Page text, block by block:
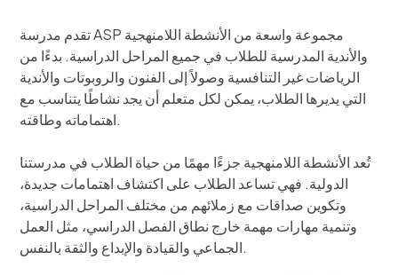
تقدم مدرسة ASP مجموعة واسعة من الأنشطة اللامنهجية
والأندية المدرسية للطلاب في جميع المراحل الدراسية. بدءًا من
الرياضات غير التنافسية وصولاً إلى الفنون والروبوتات والأندية
التي يديرها الطلاب، يمكن لكل متعلم أن يجد نشاطًا يتناسب مع
اهتماماته وطاقته.
تُعد الأنشطة اللامنهجية جزءًا مهمًا من حياة الطلاب في مدرستنا
الدولية. فهي تساعد الطلاب على اكتشاف اهتمامات جديدة،
وتكوين صداقات مع زملائهم من مختلف المراحل الدراسية،
وتنمية مهارات مهمة خارج نطاق الفصل الدراسي، مثل العمل
الجماعي والقيادة والإبداع والثقة بالنفس.